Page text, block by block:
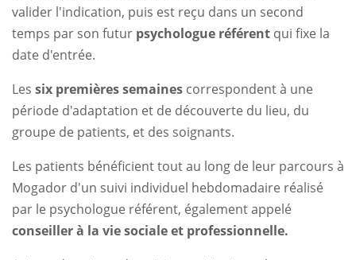
valider l'indication, puis est reçu dans un second
temps par son futur psychologue référent qui fixe la
date d'entrée.
Les six premières semaines correspondent à une
période d'adaptation et de découverte du lieu, du
groupe de patients, et des soignants.
Les patients bénéficient tout au long de leur parcours à
Mogador d'un suivi individuel hebdomadaire réalisé
par le psychologue référent, également appelé
conseiller à la vie sociale et professionnelle.